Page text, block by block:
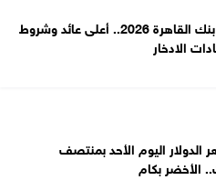
شهادات بنك القاهرة 2026.. أعلى عائد وشروط
الادخار
الدولار اليوم الأحد بمنتصف
الأخضر بكام